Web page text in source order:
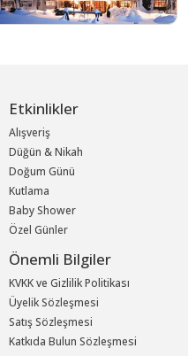
Etkinlikler
Alışveriş
Düğün & Nikah
Doğum Günü
Kutlama
Baby Shower
Özel Günler
Önemli Bilgiler
KVKK ve Gizlilik Politikası
Üyelik Sözleşmesi
Satış Sözleşmesi
Katkıda Bulun Sözleşmesi